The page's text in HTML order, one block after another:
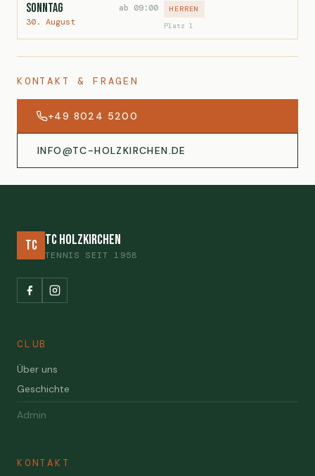
Sonntag
30. August
ab 09:00
HERREN
Platz 1
KONTAKT & FRAGEN
+49 8024 5200
INFO@TC-HOLZKIRCHEN.DE
TC TC Holzkirchen
TENNIS SEIT 1958
CLUB
Über uns
Geschichte
Admin
KONTAKT